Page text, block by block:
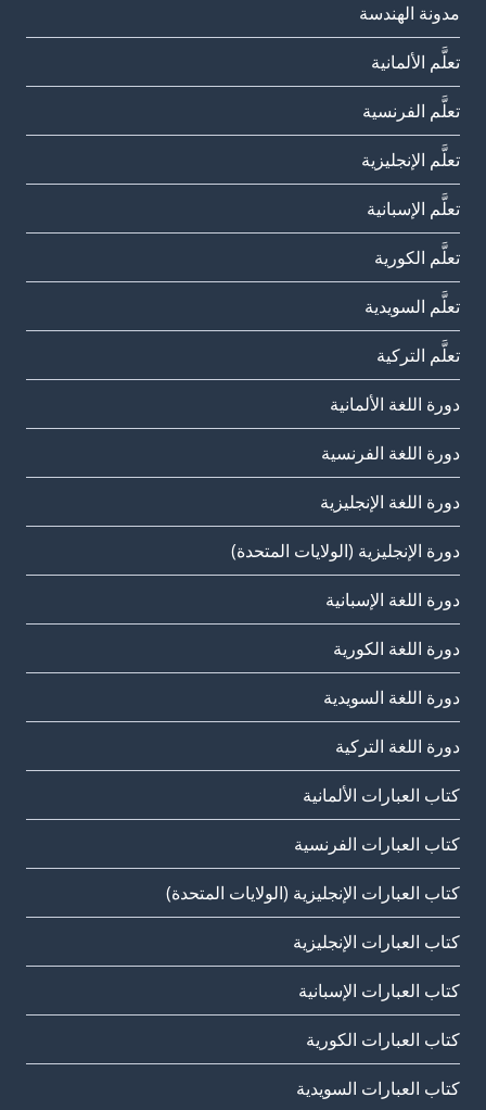
مدونة الهندسة
تعلَّم الألمانية
تعلَّم الفرنسية
تعلَّم الإنجليزية
تعلَّم الإسبانية
تعلَّم الكورية
تعلَّم السويدية
تعلَّم التركية
دورة اللغة الألمانية
دورة اللغة الفرنسية
دورة اللغة الإنجليزية
دورة الإنجليزية (الولايات المتحدة)
دورة اللغة الإسبانية
دورة اللغة الكورية
دورة اللغة السويدية
دورة اللغة التركية
كتاب العبارات الألمانية
كتاب العبارات الفرنسية
كتاب العبارات الإنجليزية (الولايات المتحدة)
كتاب العبارات الإنجليزية
كتاب العبارات الإسبانية
كتاب العبارات الكورية
كتاب العبارات السويدية